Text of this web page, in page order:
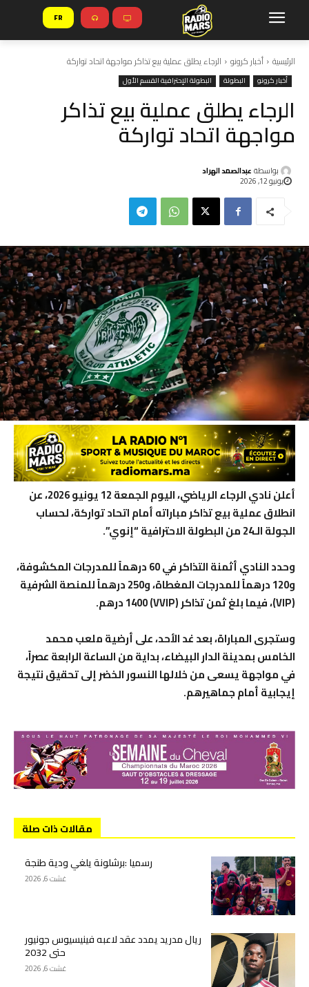
FR
الرئيسية أخبار كرونو الرجاء يطلق عملية بيع تذاكر مواجهة اتحاد تواركة
أخبار كرونو البطولة البطولة الإحترافية القسم الأول
الرجاء يطلق عملية بيع تذاكر
مواجهة اتحاد تواركة
بواسطة عبدالصمد الهراد
يونيو 12, 2026
أعلن نادي الرجاء الرياضي، اليوم الجمعة 12 يونيو 2026، عن
انطلاق عملية بيع تذاكر مباراته أمام اتحاد تواركة، لحساب
الجولة الـ24 من البطولة الاحترافية “إنوي”.
وحدد النادي أثمنة التذاكر في 60 درهماً للمدرجات المكشوفة،
و120 درهماً للمدرجات المغطاة، و250 درهماً للمنصة الشرفية
(VIP)، فيما بلغ ثمن تذاكر (VVIP) 1400 درهم.
وستجرى المباراة، بعد غد الأحد، على أرضية ملعب محمد
الخامس بمدينة الدار البيضاء، بداية من الساعة الرابعة عصراً،
في مواجهة يسعى من خلالها النسور الخضر إلى تحقيق نتيجة
إيجابية أمام جماهيرهم.
مقالات ذات صلة
رسميا :برشلونة يلغي ودية طنجة
غشت 6, 2026
ريال مدريد يمدد عقد لاعبه فينيسيوس جونيور
حتى 2032
غشت 6, 2026